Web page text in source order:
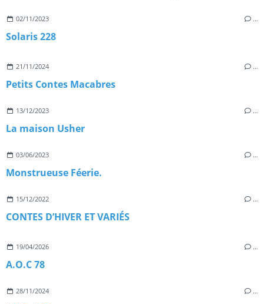
02/11/2023 …
Solaris 228
21/11/2024 …
Petits Contes Macabres
13/12/2023 …
La maison Usher
03/06/2023 …
Monstrueuse Féerie.
15/12/2022 …
CONTES D’HIVER ET VARIÉS
19/04/2026 …
A.O.C 78
28/11/2024 …